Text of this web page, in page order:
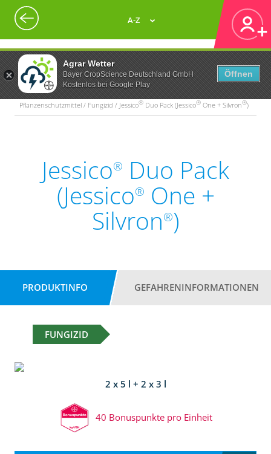
Agrar Wetter
Bayer CropScience Deutschland GmbH
Kostenlos bei Google Play
Öffnen
A-Z
Pflanzenschutzmittel / Fungizid / Jessico® Duo Pack (Jessico® One + Silvron®)
Jessico® Duo Pack
(Jessico® One +
Silvron®)
PRODUKTINFO GEFAHRENINFORMATIONEN
FUNGIZID
2 x 5 l + 2 x 3 l
40 Bonuspunkte pro Einheit